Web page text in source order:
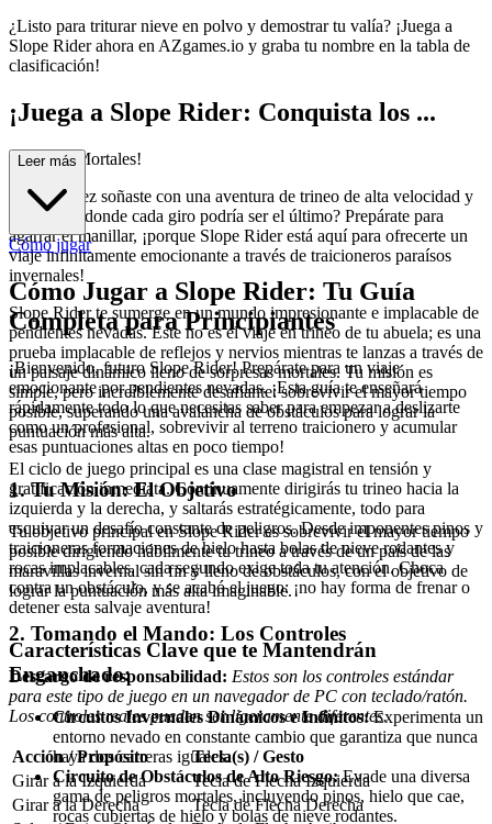
¿Listo para triturar nieve en polvo y demostrar tu valía? ¡Juega a
Slope Rider ahora en AZgames.io y graba tu nombre en la tabla de
clasificación!
¡Juega a Slope Rider: Conquista los ...
Circuitos Mortales!
¿Alguna vez soñaste con una aventura de trineo de alta velocidad y
adrenalina donde cada giro podría ser el último? Prepárate para
agarrar el manillar, ¡porque Slope Rider está aquí para ofrecerte un
viaje infinitamente emocionante a través de traicioneros paraísos
invernales!
Slope Rider te sumerge en un mundo impresionante e implacable de
pendientes nevadas. Este no es el viaje en trineo de tu abuela; es una
prueba implacable de reflejos y nervios mientras te lanzas a través de
un paisaje dinámico lleno de sorpresas mortales. Tu misión es
simple, pero increíblemente desafiante: sobrevivir el mayor tiempo
posible, superando una avalancha de obstáculos para lograr la
puntuación más alta.
El ciclo de juego principal es una clase magistral en tensión y
gratificación inmediata. Continuamente dirigirás tu trineo hacia la
izquierda y la derecha, y saltarás estratégicamente, todo para
esquivar un desafío constante de peligros. Desde imponentes pinos y
traicioneras formaciones de hielo hasta bolas de nieve rodantes y
rocas implacables, cada segundo exige toda tu atención. Choca
contra un obstáculo, y se acabó el juego: ¡no hay forma de frenar o
detener esta salvaje aventura!
Características Clave que te Mantendrán
Enganchado:
Circuitos Invernales Dinámicos e Infinitos:Experimenta un
entorno nevado en constante cambio que garantiza que nunca
haya dos carreras iguales.
Circuito de Obstáculos de Alto Riesgo:Evade una diversa
gama de peligros mortales, incluyendo pinos, hielo que cae,
rocas cubiertas de hielo y bolas de nieve rodantes.
Leer más
Cómo jugar
Cómo Jugar a Slope Rider: Tu Guía
Completa para Principiantes
¡Bienvenido, futuro Slope Rider! Prepárate para un viaje
emocionante por pendientes nevadas. ¡Esta guía te enseñará
rápidamente todo lo que necesitas saber para empezar a deslizarte
como un profesional, sobrevivir al terreno traicionero y acumular
esas puntuaciones altas en poco tiempo!
1. Tu Misión: El Objetivo
Tu objetivo principal en Slope Rider es sobrevivir el mayor tiempo
posible dirigiendo hábilmente tu trineo a través de un país de las
maravillas invernal sin fin y lleno de obstáculos, con el objetivo de
lograr la puntuación más alta imaginable.
2. Tomando el Mando: Los Controles
Descargo de responsabilidad: Estos son los controles estándar
para este tipo de juego en un navegador de PC con teclado/ratón.
Los controles reales pueden ser ligeramente diferentes.
Acción / Propósito
Tecla(s) / Gesto
Girar a la Izquierda
Tecla de Flecha Izquierda
Girar a la Derecha
Tecla de Flecha Derecha